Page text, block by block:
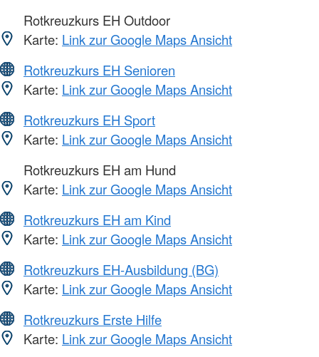
Rotkreuzkurs EH Outdoor
Karte: Link zur Google Maps Ansicht
Rotkreuzkurs EH Senioren
Karte: Link zur Google Maps Ansicht
Rotkreuzkurs EH Sport
Karte: Link zur Google Maps Ansicht
Rotkreuzkurs EH am Hund
Karte: Link zur Google Maps Ansicht
Rotkreuzkurs EH am Kind
Karte: Link zur Google Maps Ansicht
Rotkreuzkurs EH-Ausbildung (BG)
Karte: Link zur Google Maps Ansicht
Rotkreuzkurs Erste Hilfe
Karte: Link zur Google Maps Ansicht